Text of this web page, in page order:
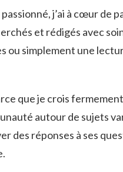
j’ai à cœur de
et rédigés avec
ou simplement une
que je crois
autour de sujets
des réponses à ses